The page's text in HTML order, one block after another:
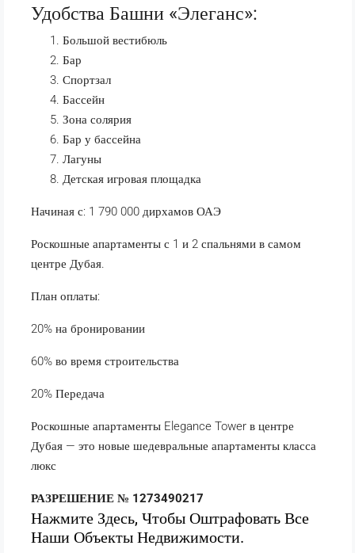
Удобства Башни «Элеганс»:
Большой вестибюль
Бар
Спортзал
Бассейн
Зона солярия
Бар у бассейна
Лагуны
Детская игровая площадка
Начиная с: 1 790 000 дирхамов ОАЭ
Роскошные апартаменты с 1 и 2 спальнями в самом
центре Дубая.
План оплаты:
20% на бронировании
60% во время строительства
20% Передача
Роскошные апартаменты Elegance Tower в центре
Дубая — это новые шедевральные апартаменты класса
люкс
РАЗРЕШЕНИЕ № 1273490217
Нажмите Здесь, Чтобы Оштрафовать Все
Наши Объекты Недвижимости.